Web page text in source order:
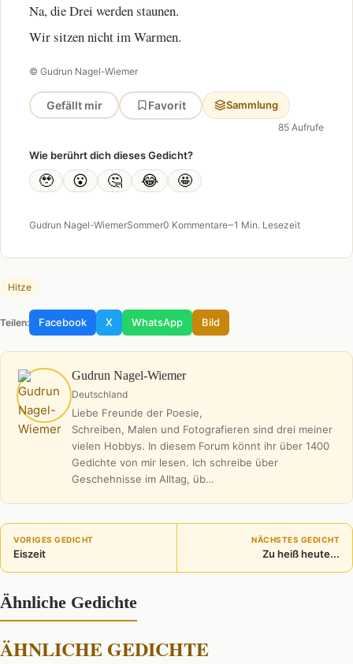
Na, die Drei werden staunen.
Wir sitzen nicht im Warmen.
© Gudrun Nagel-Wiemer
Gefällt mir Favorit Sammlung
85 Aufrufe
Wie berührt dich dieses Gedicht?
🥹 😮 🤔 😂 🤩
Gudrun Nagel-WiemerSommer0 Kommentare~1 Min. Lesezeit
Hitze
Teilen: Facebook X WhatsApp Bild
Gudrun Nagel-Wiemer
Deutschland
Liebe Freunde der Poesie,
Schreiben, Malen und Fotografieren sind drei meiner
vielen Hobbys. In diesem Forum könnt ihr über 1400
Gedichte von mir lesen. Ich schreibe über
Geschehnisse im Alltag, üb…
VORIGES GEDICHT
Eiszeit
NÄCHSTES GEDICHT
Zu heiß heute...
Ähnliche Gedichte
ÄHNLICHE GEDICHTE